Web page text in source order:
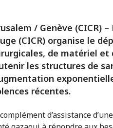
/ Genève (CICR)
(CICR) organise le
de matériel
les structures de
récentes.
d’assistance